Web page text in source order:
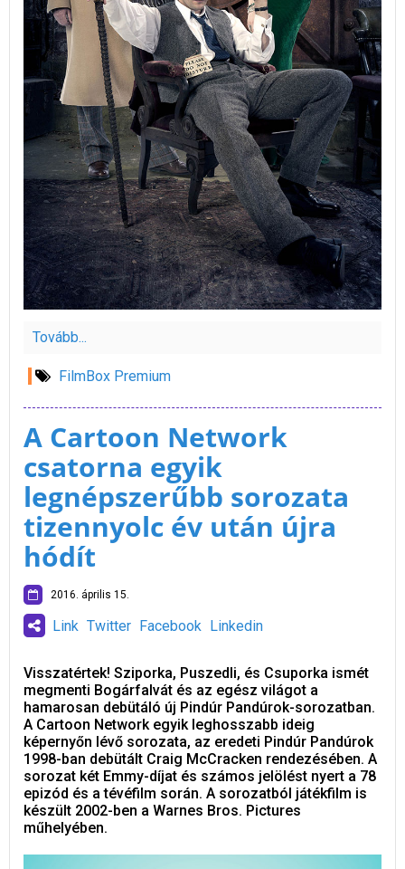
Tovább...
FilmBox Premium
A Cartoon Network
csatorna egyik
legnépszerűbb sorozata
tizennyolc év után újra
hódít
2016. április 15.
Link Twitter Facebook Linkedin
Visszatértek! Sziporka, Puszedli, és Csuporka ismét
megmenti Bogárfalvát és az egész világot a
hamarosan debütáló új Pindúr Pandúrok-sorozatban.
A Cartoon Network egyik leghosszabb ideig
képernyőn lévő sorozata, az eredeti Pindúr Pandúrok
1998-ban debütált Craig McCracken rendezésében. A
sorozat két Emmy-díjat és számos jelölést nyert a 78
epizód és a tévéfilm során. A sorozatból játékfilm is
készült 2002-ben a Warnes Bros. Pictures
műhelyében.